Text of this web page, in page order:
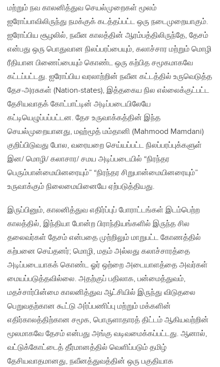
மற்றும் நவ காலனித்துவ செயல்முறைகள் மூலம்
ஐரோப்பாவிலிருந்து நமக்குக் கடத்தப்பட்ட ஒரு நடைமுறையாகும்.
ஐரோப்பிய சூழலில், நவீன காலத்தின் ஆரம்பத்திலிருந்தே, தேசம்
என்பது ஒரு பொதுவான நிலப்பரப்பையும், கலாச்சார மற்றும் மொழி
ரீதியான பிணைப்பையும் கொண்ட ஒரு கற்பித சமூகமாகவே
கட்டப்பட்டது. ஐரோப்பிய வரலாற்றின் நவீன கட்டத்தில் உருவெடுத்த
தேச-அரசுகள் (Nation-states), இத்தகைய நில எல்லைக்குட்பட்ட
தேசியவாதக் கோட்பாட்டின் அடிப்படையிலேயே
கட்டியெழுப்பப்பட்டன. தேச உருவாக்கத்தின் இந்த
செயல்முறையானது, மஹ்மூத் மம்தானி (Mahmood Mamdani)
குறிப்பிடுவது போல, வரையறை செய்யப்பட்ட நிலப்பரப்புக்களுள்
இன/ மொழி/ கலாசார/ சமய அடிப்படையில் “நிரந்தர
பெரும்பான்மையினரையும்” “நிரந்தர சிறுபான்மையினரையும்”
உருவாக்கும் நிலைமையினையே ஏற்படுத்தியது.
இருப்பினும், காலனித்துவ எதிர்ப்புப் போராட்டங்கள் இடம்பெற்ற‌
காலத்தில், இந்தியா போன்ற பிராந்தியங்களில் இருந்த சில
தலைவர்கள் தேசம் என்பதை முற்றிலும் மாறுபட்ட கோணத்தில்
கற்பனை செய்தனர்; மொழி, மதம் அல்லது கலாச்சாரத்தை
அடிப்படையாகக் கொண்ட ஓர் ஒற்றை அடையாளத்தை அவர்கள்
மையப்படுத்தவில்லை. அதற்குப் பதிலாக, பன்மைத்துவம்,
மதச்சார்பின்மை காலனித்துவ ஆட்சியில் இருந்து விடுதலை
பெறுவதற்கான கூட்டு அர்ப்பணிப்பு மற்றும் மக்களின்
எதிர்காலத்திற்கான சமூக, பொருளாதாரத் திட்டம் ஆகியவற்றின்
மூலமாகவே தேசம் என்பது அங்கு வடிவமைக்கப்பட்டது. ஆனால்,
வட்டுக்கோட்டைத் தீர்மானத்தில் வெளிப்படும் தமிழ்
தேசியவாதமானது, நவீனத்துவத்தின் ஒரு பகுதியாக